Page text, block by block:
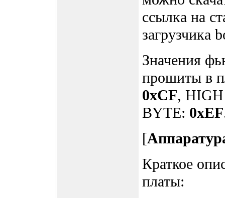
ссылка на
загрузчика
Значения
прошиты в
0xCF,
BYTE: 0xEF
[
Краткое
платы: